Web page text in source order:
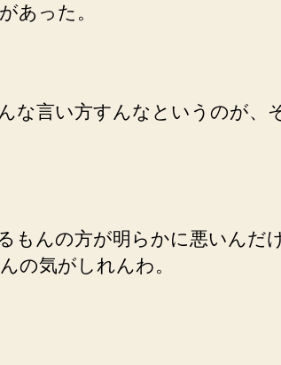
あった。
な言い方すんなというのが、
もんの方が明らかに悪いんだ
の気がしれんわ。